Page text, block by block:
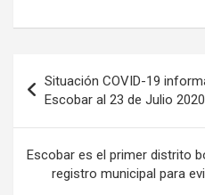
de
entradas
Situación COVID-19
Escobar al 23 de Julio 2020
Escobar es el primer distrito
registro municipal para